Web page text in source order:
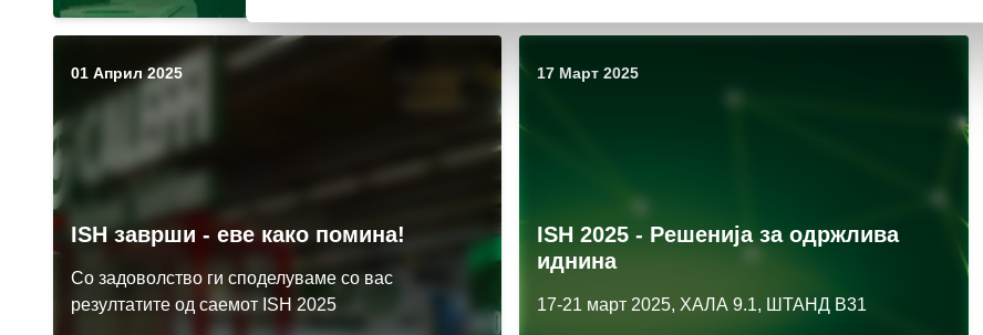
01 Април 2025
ISH заврши - еве како помина!
Со задоволство ги споделуваме со вас
резултатите од саемот ISH 2025
17 Март 2025
ISH 2025 - Решенија за одржлива
иднина
17-21 март 2025, ХАЛА 9.1, ШТАНД B31